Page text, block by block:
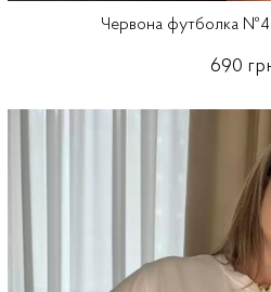
Червона футболка №4
690